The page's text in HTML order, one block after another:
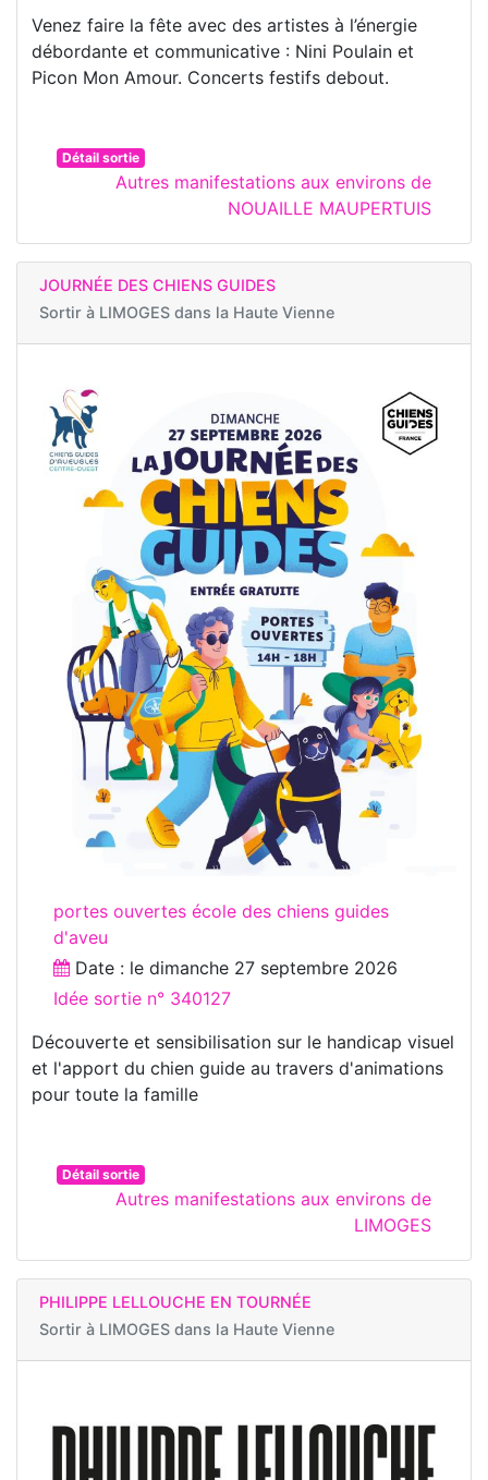
Venez faire la fête avec des artistes à l’énergie
débordante et communicative : Nini Poulain et
Picon Mon Amour. Concerts festifs debout.
Détail sortie
Autres manifestations aux environs de
NOUAILLE MAUPERTUIS
JOURNÉE DES CHIENS GUIDES
Sortir à LIMOGES dans la Haute Vienne
portes ouvertes école des chiens guides
d'aveu
Date : le dimanche 27 septembre 2026
Idée sortie n° 340127
Découverte et sensibilisation sur le handicap visuel
et l'apport du chien guide au travers d'animations
pour toute la famille
Détail sortie
Autres manifestations aux environs de
LIMOGES
PHILIPPE LELLOUCHE EN TOURNÉE
Sortir à LIMOGES dans la Haute Vienne